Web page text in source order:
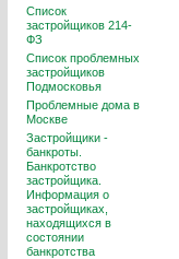
Список
застройщиков 214-
ФЗ
Список проблемных
застройщиков
Подмосковья
Проблемные дома в
Москве
Застройщики -
банкроты.
Банкротство
застройщика.
Информация о
застройщиках,
находящихся в
состоянии
банкротства